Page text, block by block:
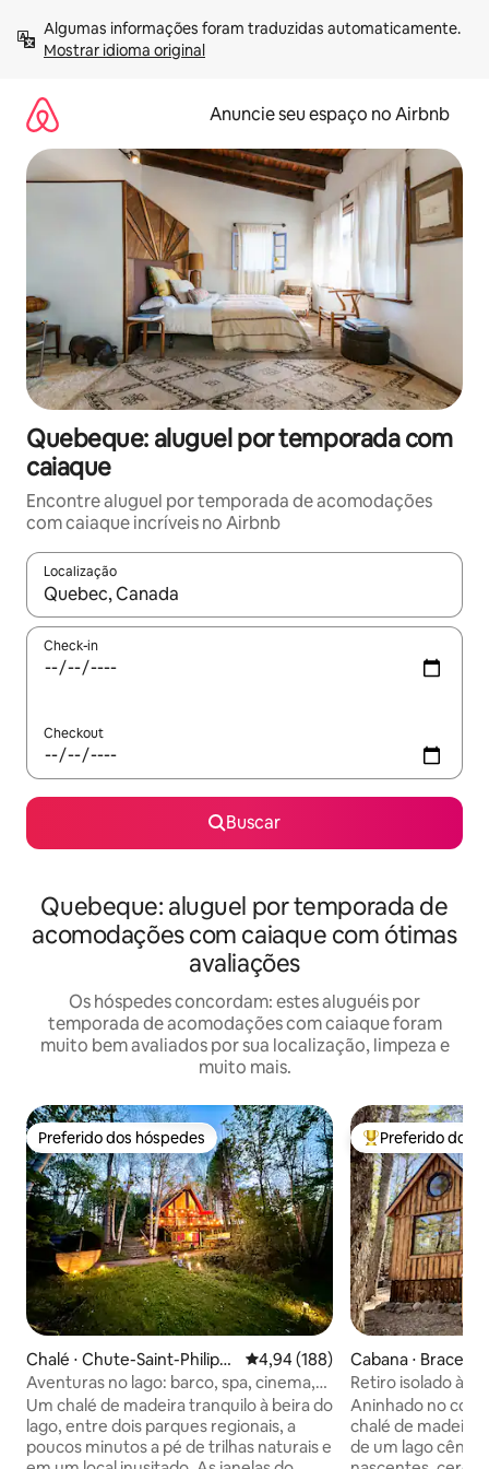
para
Mostrar idioma original
Anuncie seu espaço no Airbnb
Quebeque: aluguel por temporada com
caiaque
Encontre aluguel por temporada de acomodações
com caiaque incríveis no Airbnb
Localização
Quando os resultados estiverem disponíveis, explore-os
Check-in
Checkout
Buscar
Quebeque: aluguel por temporada de
acomodações com caiaque com ótimas
avaliações
Os hóspedes concordam: estes aluguéis por
temporada de acomodações com caiaque foram
muito bem avaliados por sua localização, limpeza e
muito mais.
Preferido dos hóspedes
Preferido dos hóspedes
Chalé ⋅ Chute-Saint-Philipp
e
4,94 de uma avaliação média de
4,94 (188)
Aventuras no lago: barco, spa, cinema,
trilhas
Um chalé de madeira tranquilo à beira do
lago, entre dois parques regionais, a
poucos minutos a pé de trilhas naturais e
Entre os
Preferido dos
Cabana ⋅
Retiro isolado à
Hideaway
Aninhado no
chalé de madeira
de um lago